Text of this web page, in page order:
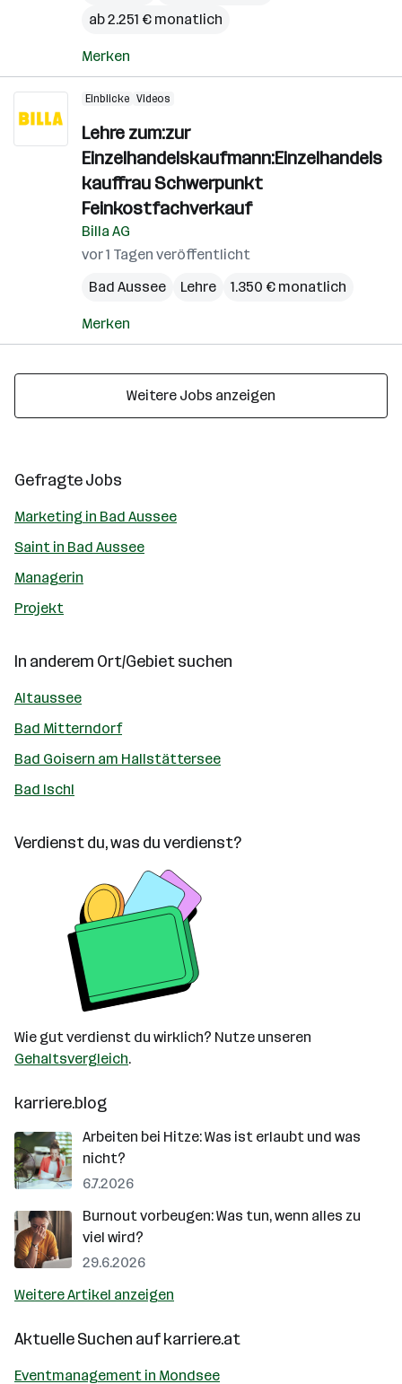
ab 2.251 € monatlich
Merken
Einblicke Videos
Lehre zum:zur
Einzelhandelskaufmann:Einzelhandels
kauffrau Schwerpunkt
Feinkostfachverkauf
Billa AG
vor 1 Tagen veröffentlicht
Bad Aussee
Lehre 1.350 € monatlich
Merken
Weitere Jobs anzeigen
Gefragte Jobs
Marketing in Bad Aussee
Saint in Bad Aussee
Managerin
Projekt
In anderem Ort/Gebiet suchen
Altaussee
Bad Mitterndorf
Bad Goisern am Hallstättersee
Bad Ischl
Verdienst du, was du verdienst?
Wie gut verdienst du wirklich? Nutze unseren
Gehaltsvergleich.
karriere.blog
Arbeiten bei Hitze: Was ist erlaubt und was
nicht?
6.7.2026
Burnout vorbeugen: Was tun, wenn alles zu
viel wird?
29.6.2026
Weitere Artikel anzeigen
Aktuelle Suchen aufkarriere.at
Eventmanagement in Mondsee